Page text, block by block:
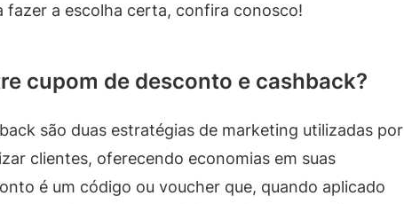
fazer a escolha certa, confira conosco!
cupom de desconto e cashback?
são duas estratégias de marketing utilizadas por
clientes, oferecendo economias em suas
é um código ou voucher que, quando aplicado